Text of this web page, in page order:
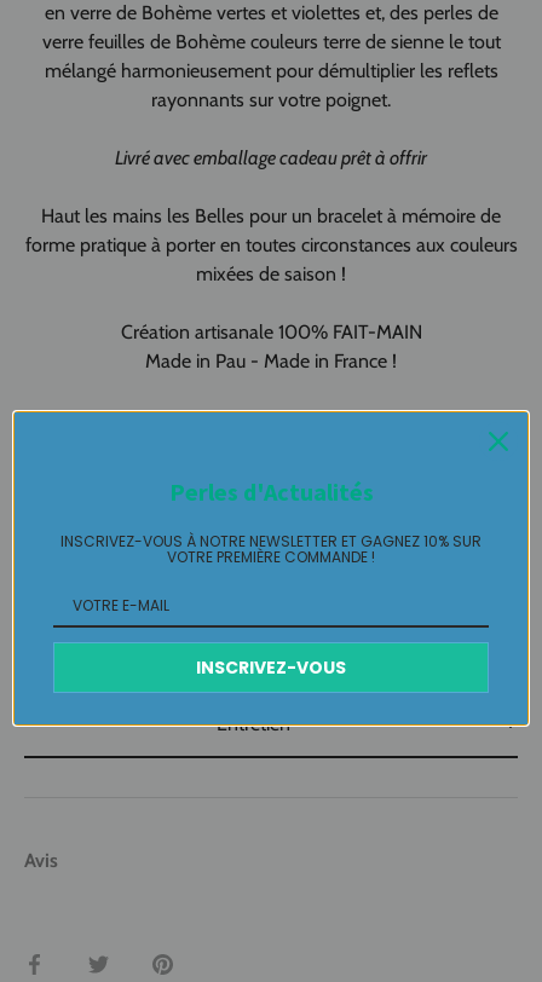
en verre de Bohème vertes et violettes et, des perles de
verre feuilles de Bohème couleurs terre de sienne le tout
mélangé harmonieusement pour démultiplier les reflets
rayonnants sur votre poignet.
Livré avec emballage cadeau prêt à offrir
Haut les mains les Belles pour un bracelet à mémoire de
forme pratique à porter en toutes circonstances aux couleurs
mixées de saison !
Création artisanale 100% FAIT-MAIN
Made in Pau - Made in France !
Bracelet Manchettepièce unique en Multicolore LABELLE IKEYA
du jamais vu, jamais porté que par celle qui l'adopte et s'en
Plaisir de Créer, Désir de Plaire !
Retours Gratuits
Entretien
Avis
Partager TweeterÉpingler
Perles d'Actualités
INSCRIVEZ-VOUS À NOTRE NEWSLETTER ET GAGNEZ 10% SUR
VOTRE PREMIÈRE COMMANDE !
INSCRIVEZ-VOUS